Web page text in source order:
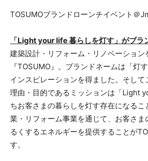
TOSUMOブランドローンチイベント＠
「Light your life 暮らしを灯す」がブラ
建築設計・リフォーム・リノベーション
『TOSUMO』。ブランドネームは「灯
インスピレーションを得ました。そして
理由・目的であるミッションは「Light
ちお客さまの暮らしを灯す存在になる
業・リフォーム事業を通じて、お客さま
るくするエネルギーを提供することが
す。